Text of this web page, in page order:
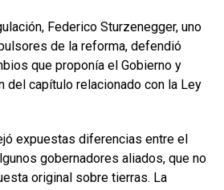
Federico Sturzenegger, uno
de la reforma, defendió
que proponía el Gobierno y
del capítulo relacionado con la Ley
expuestas diferencias entre el
gobernadores aliados, que no
original sobre tierras. La